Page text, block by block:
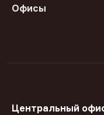
Офисы
Центральный